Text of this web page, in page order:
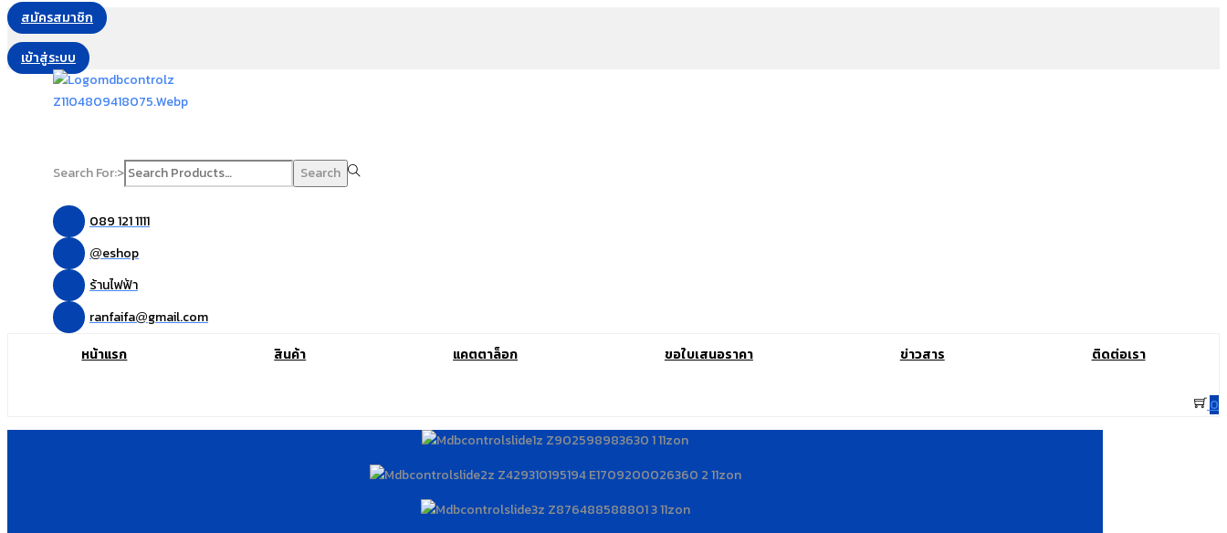
สมัครสมาชิก
เข้าสู่ระบบ
Search For:> Search
089 121 1111
@eshop
ร้านไฟฟ้า
ranfaifa@gmail.com
หน้าแรก
สินค้า แคตตาล็อก ขอใบเสนอราคา ข่าวสาร ติดต่อเรา
0